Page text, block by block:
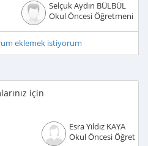
Selçuk Aydın BÜLBÜL
Okul Öncesi Öğretmeni
eklemek istiyorum
için
Esra Yıldız KAYA
Okul Öncesi